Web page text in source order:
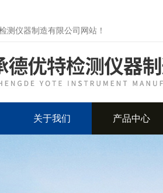
测仪器制造有限公司网站！
关于我们 产品中心